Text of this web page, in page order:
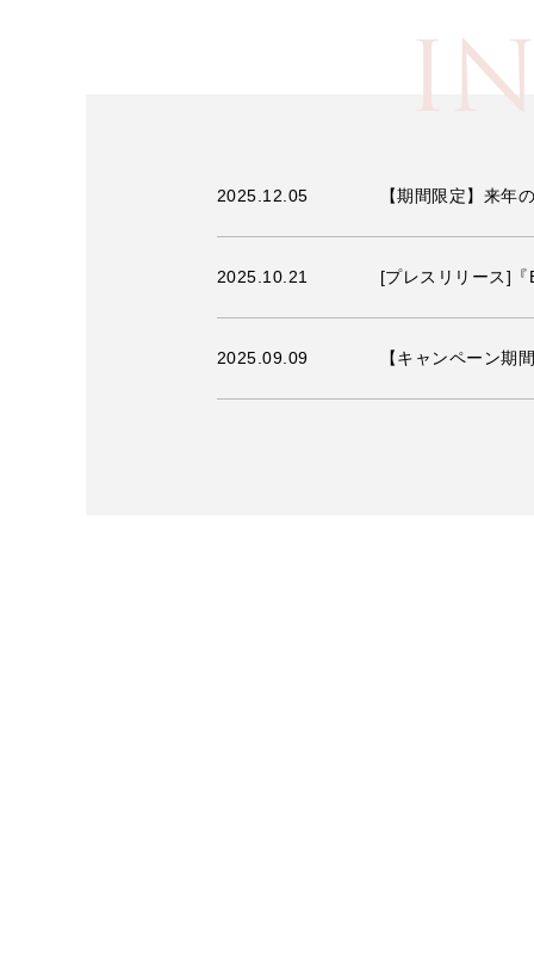
2025.12.05 【期間限定】来年
2025.10.21 [プレスリリース]
2025.09.09 【キャンペーン期